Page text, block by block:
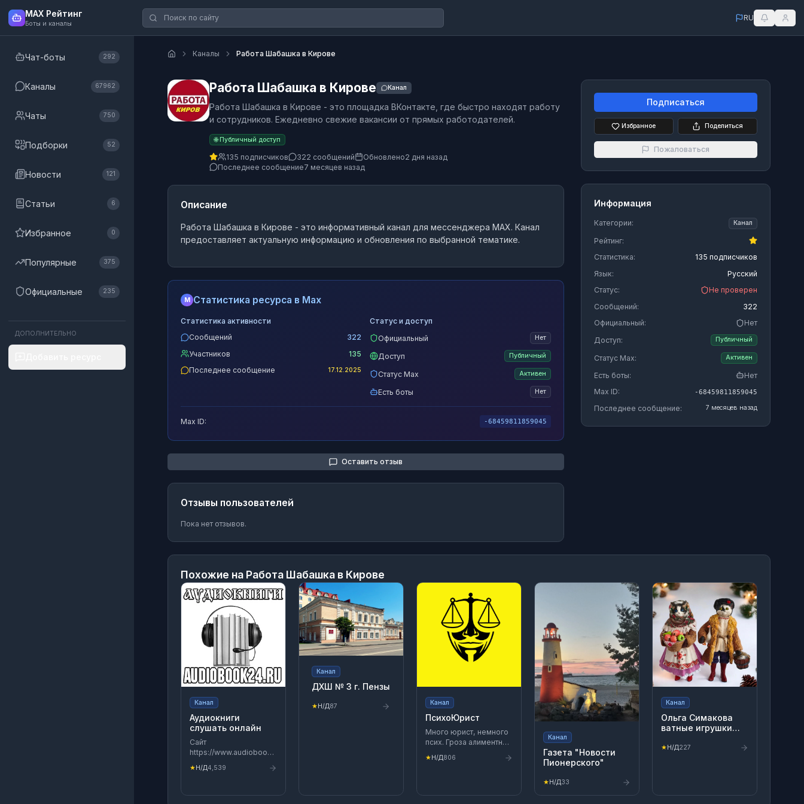
MAX Рейтинг
Боты и каналы
Чат-боты 292
Каналы 67962
Чаты 750
Подборки 52
Новости 121
Статьи 6
Избранное 0
Популярные 375
Официальные 235
ДОПОЛНИТЕЛЬНО
RU
Каналы Работа Шабашка в Кирове
Работа Шабашка в Кирове Канал
Работа Шабашка в Кирове - это площадка ВКонтакте, где быстро находят работу
и сотрудников. Ежедневно свежие вакансии от прямых работодателей.
🌐 Публичный доступ
135 подписчиков 322 сообщений Обновлено2 дня назад
Последнее сообщение7 месяцев назад
Описание
Работа Шабашка в Кирове - это информативный канал для мессенджера MAX. Канал
предоставляет актуальную информацию и обновления по выбранной тематике.
M Статистика ресурса в Max
Статистика активности
Сообщений
322
Участников
135
Последнее сообщение
17.12.2025
Статус и доступ
Официальный
Нет
Доступ Публичный
Статус Max Активен
Есть боты Нет
Max ID: -68459811859045
Оставить отзыв
Отзывы пользователей
Пока нет отзывов.
Подписаться
Избранное Поделиться
Пожаловаться
Информация
Категории: Канал
Рейтинг:
Статистика:
135 подписчиков
Язык:
Русский
Статус:
Не проверен
Сообщений:
322
Официальный:
Нет
Доступ:
Публичный
Статус Max: Активен
Есть боты:
Нет
Max ID:
-68459811859045
Последнее сообщение: 7 месяцев назад
Похожие на Работа Шабашка в Кирове
Канал
Аудиокниги
слушать онлайн
Сайт
https://www.audiobook24.ru/
с аудиокнигами, для
бесплатного
и которые доступны
★Н/Д4,539
Канал
ДХШ № 3 г. Пензы
★Н/Д87 Канал
ПсихоЮрист
Много юрист, немного
псих. Гроза алиментных
уклонистов, носитель
Белого пОльта и просто
хороший =) Создатель
★Н/Д806
Канал
Газета "Новости
Пионерского"
★Н/Д33
Канал
Ольга Симакова
ватные игрушки
★Н/Д227